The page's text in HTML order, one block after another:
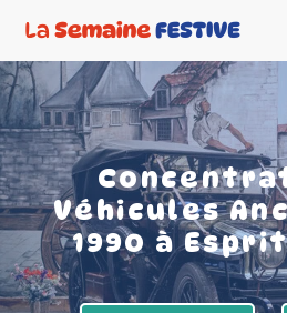
Véhicules
1990 à